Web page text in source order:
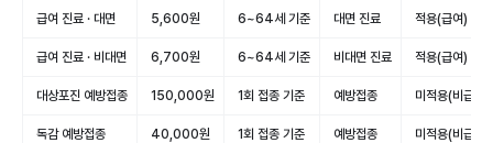
급여 진료 · 대면 5,600원 6~64세 기준 대면 진료 적용(급여)
급여 진료 · 비대면 6,700원 6~64세 기준 비대면 진료 적용(급여)
대상포진 예방접종 150,000원 1회 접종 기준 예방접종 미적용(비급여)
독감 예방접종 40,000원 1회 접종 기준 예방접종 미적용(비급여)